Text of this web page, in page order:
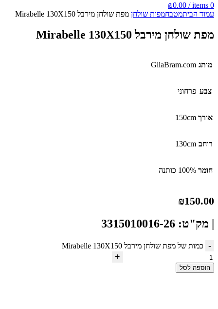
0
items
/
₪0.00
עמוד הביתמטבחמפות שולחן מפת שולחן מירבל Mirabelle 130X150
מפת שולחן מירבל Mirabelle 130X150
מותג GilaBram.com
צבע פרחוני
אורך 150cm
רוחב 130cm
חומר 100% כותנה
₪150.00
| מק"ט: 3315010016-26
כמות של מפת שולחן מירבל Mirabelle 130X150
הוספה לסל